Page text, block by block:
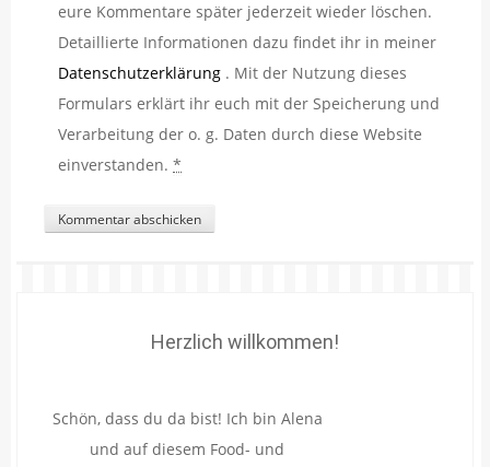
eure Kommentare später jederzeit wieder löschen.
Detaillierte Informationen dazu findet ihr in meiner
Datenschutzerklärung . Mit der Nutzung dieses
Formulars erklärt ihr euch mit der Speicherung und
Verarbeitung der o. g. Daten durch diese Website
einverstanden. *
Herzlich willkommen!
Schön, dass du da bist! Ich bin Alena
und auf diesem Food- und